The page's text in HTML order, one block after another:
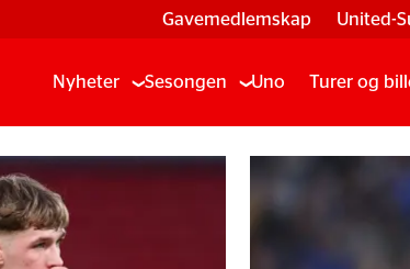
Gavemedlemskap United-
Nyheter Sesongen Uno Turer og